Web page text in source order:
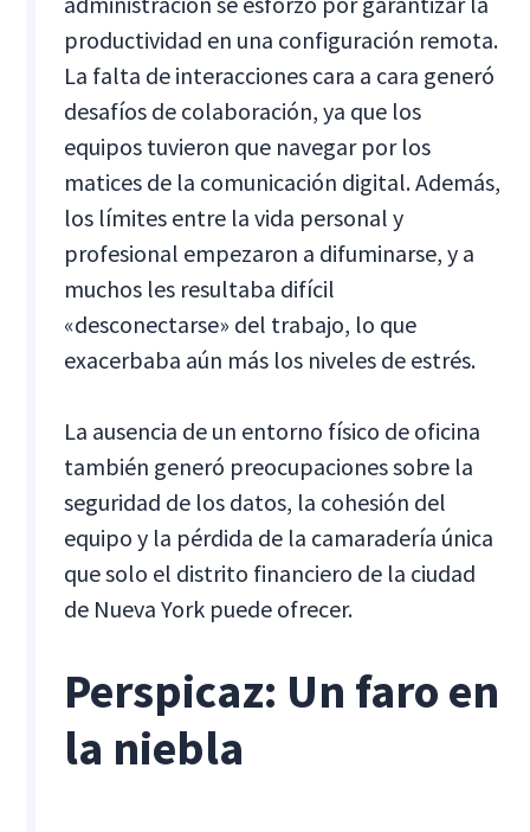
productividad en una configuración remota.
La falta de interacciones cara a cara generó
desafíos de colaboración, ya que los
equipos tuvieron que navegar por los
matices de la comunicación digital. Además,
los límites entre la vida personal y
profesional empezaron a difuminarse, y a
muchos les resultaba difícil
«desconectarse» del trabajo, lo que
exacerbaba aún más los niveles de estrés.
La ausencia de un entorno físico de oficina
también generó preocupaciones sobre la
seguridad de los datos, la cohesión del
equipo y la pérdida de la camaradería única
que solo el distrito financiero de la ciudad
de Nueva York puede ofrecer.
Perspicaz: Un faro en
la niebla